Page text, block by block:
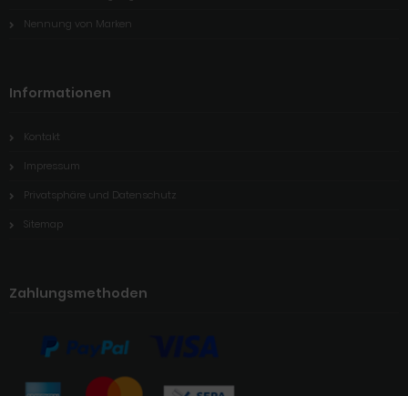
Nennung von Marken
Informationen
Kontakt
Impressum
Privatsphäre und Datenschutz
Sitemap
Zahlungsmethoden